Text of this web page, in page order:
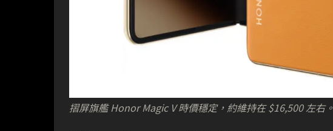
摺屏旗艦 Honor Magic V 時價穩定，約維持在 $16,500 左右。